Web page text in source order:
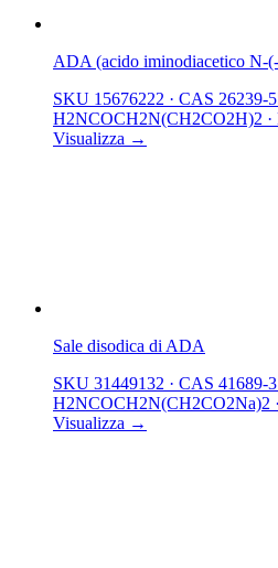
ADA (acido iminodiacetico N-
SKU 15676222 · CAS 26239-
H2NCOCH2N(CH2CO2H)2 ·
Visualizza →
Sale disodica di ADA
SKU 31449132 · CAS 41689-
H2NCOCH2N(CH2CO2Na)2 ·
Visualizza →